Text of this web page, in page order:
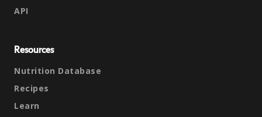
API
Resources
Nutrition Database
Recipes
Learn